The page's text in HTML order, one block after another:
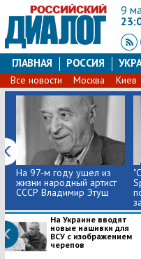
9
ГЛАВНАЯ РОССИЯ
Все новости Москва Киев
На 97-м году ушел из
жизни народный артист
СССР Владимир Этуш
На Украине вводят
новые нашивки для
ВСУ с изображением
черепов